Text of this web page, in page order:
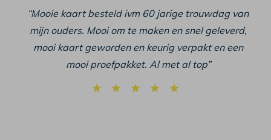
“Mooie kaart besteld ivm 60 jarige trouwdag van
mijn ouders. Mooi om te maken en snel geleverd,
mooi kaart geworden en keurig verpakt en een
mooi proefpakket. Al met al top”